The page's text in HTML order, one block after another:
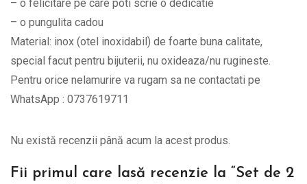
BPC344
quantity
– o felicitare pe care poti scrie o dedicatie
– o pungulita cadou
Material: inox (otel inoxidabil) de foarte buna calitate,
special facut pentru bijuterii, nu oxideaza/nu rugineste.
Pentru orice nelamurire va rugam sa ne contactati pe
WhatsApp : 0737619711
Nu există recenzii până acum la acest produs.
Fii primul care lasă recenzie la “Set de 2